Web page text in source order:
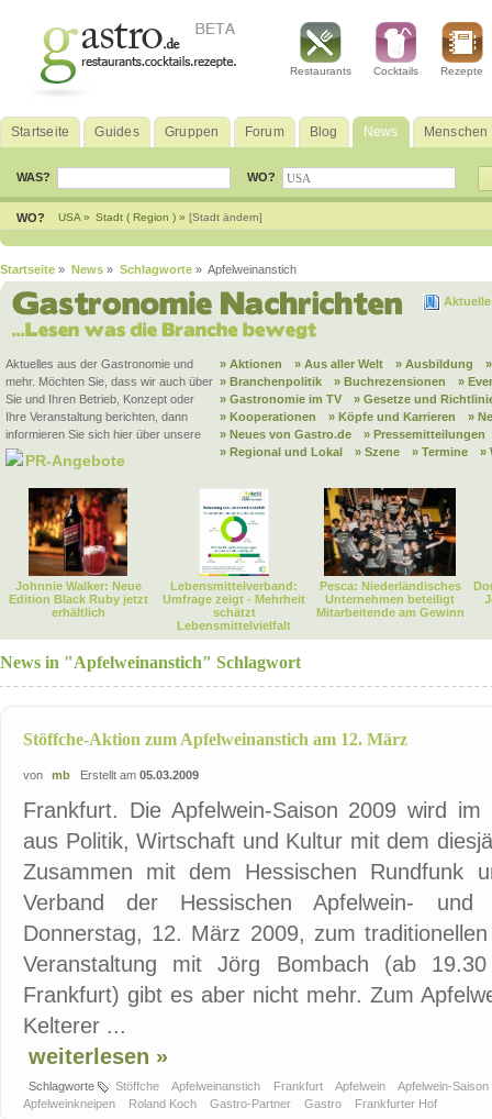
Restaurants Cocktails Rezepte
Startseite Guides Gruppen Forum Blog News Menschen
WAS? WO?
WO? USA » Stadt ( Region ) » [Stadt ändern]
Startseite » News » Schlagworte » Apfelweinanstich
Aktuelles aus der Gastronomie und
mehr. Möchten Sie, dass wir auch über
Sie und Ihren Betrieb, Konzept oder
Ihre Veranstaltung berichten, dann
informieren Sie sich hier über unsere
PR-Angebote
» Aktionen » Aus aller Welt » Ausbildung
» Branchenpolitik
» Buchrezensionen
»
» Gastronomie im TV
» Gesetze und
» Kooperationen
» Köpfe und Karrieren
»
» Neues von Gastro.de
» Pressemitteilungen
» Regional und Lokal
» Szene » Termine »
Johnnie Walker: Neue
Edition Black Ruby jetzt
erhältlich
Lebensmittelverband:
Umfrage zeigt - Mehrheit
schätzt
Lebensmittelvielfalt
Pesca: Niederländisches
Unternehmen beteiligt
Mitarbeitende am Gewinn
News in "Apfelweinanstich" Schlagwort
Stöffche-Aktion zum Apfelweinanstich am 12. März
von mb Erstellt am 05.03.2009
Frankfurt. Die Apfelwein-Saison 2009 wird
aus Politik, Wirtschaft und Kultur mit dem
Zusammen mit dem Hessischen Rundfunk
Verband der Hessischen Apfelwein- und
Donnerstag, 12. März 2009, zum
Veranstaltung mit Jörg Bombach (ab
Frankfurt) gibt es aber nicht mehr. Zum
Kelterer ...
weiterlesen »
Schlagworte Stöffche Apfelweinanstich Frankfurt Apfelwein
Apfelwein-Saison
Apfelweinkneipen
Roland Koch Gastro-Partner Gastro Frankfurter Hof